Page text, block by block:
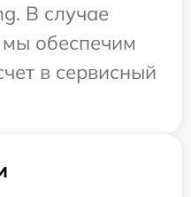
В случае
обеспечим
в сервисный